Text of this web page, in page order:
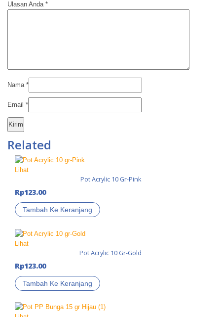
Ulasan Anda *
Nama *
Email *
Related
Lihat
Pot Acrylic 10 Gr-Pink
Rp123.00
Tambah Ke Keranjang
Lihat
Pot Acrylic 10 Gr-Gold
Rp123.00
Tambah Ke Keranjang